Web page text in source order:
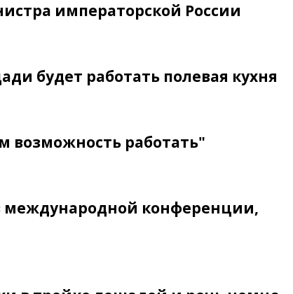
император­ской России
будет работать полевая кухня
работать"
международной конференции,